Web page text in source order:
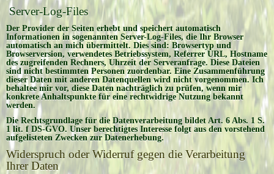
Server-Log-Files
Der Provider der Seiten erhebt und speichert automatisch
Informationen in sogenannten Server-Log-Files, die Ihr Browser
automatisch an mich übermittelt. Dies sind: Browsertyp und
Browserversion, verwendetes Betriebssystem, Referrer URL, Hostname
des zugreifenden Rechners, Uhrzeit der Serveranfrage. Diese Dateien
sind nicht bestimmten Personen zuordenbar. Eine Zusammenführung
dieser Daten mit anderen Datenquellen wird nicht vorgenommen. Ich
behaltee mir vor, diese Daten nachträglich zu prüfen, wenn mir
konkrete Anhaltspunkte für eine rechtwidrige Nutzung bekannt
werden.
Die Rechtsgrundlage für die Datenverarbeitung bildet Art. 6 Abs. 1 S.
1 lit. f DS-GVO. Unser berechtigtes Interesse folgt aus den vorstehend
aufgelisteten Zwecken zur Datenerhebung.
Widerspruch oder Widerruf gegen die Verarbeitung
Ihrer Daten